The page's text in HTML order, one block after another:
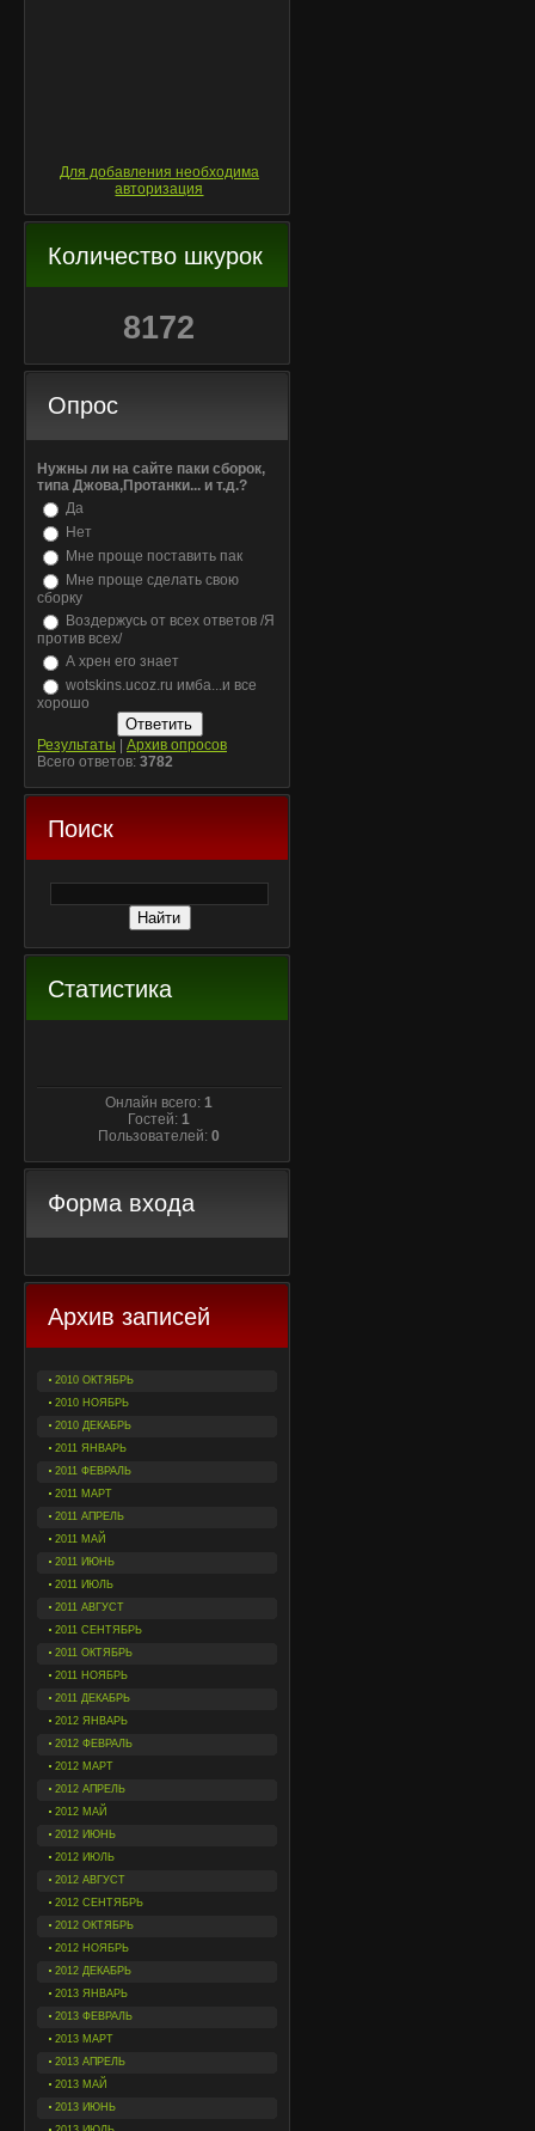
Для добавления необходима
авторизация
Количество шкурок
8172
Опрос
Нужны ли на сайте паки сборок,
типа Джова,Протанки... и т.д.?
Да
Нет
Мне проще поставить пак
Мне проще сделать свою
сборку
Воздержусь от всех ответов /Я
против всех/
А хрен его знает
wotskins.ucoz.ru имба...и все
хорошо
Результаты
Архив опросов
Всего ответов: 3782
Поиск
Статистика
Онлайн всего:1
Гостей:1
Пользователей:0
Форма входа
Архив записей
2010 ОКТЯБРЬ
2010 НОЯБРЬ
2010 ДЕКАБРЬ
2011 ЯНВАРЬ
2011 ФЕВРАЛЬ
2011 МАРТ
2011 АПРЕЛЬ
2011 МАЙ
2011 ИЮНЬ
2011 ИЮЛЬ
2011 АВГУСТ
2011 СЕНТЯБРЬ
2011 ОКТЯБРЬ
2011 НОЯБРЬ
2011 ДЕКАБРЬ
2012 ЯНВАРЬ
2012 ФЕВРАЛЬ
2012 МАРТ
2012 АПРЕЛЬ
2012 МАЙ
2012 ИЮНЬ
2012 ИЮЛЬ
2012 АВГУСТ
2012 СЕНТЯБРЬ
2012 ОКТЯБРЬ
2012 НОЯБРЬ
2012 ДЕКАБРЬ
2013 ЯНВАРЬ
2013 ФЕВРАЛЬ
2013 МАРТ
2013 АПРЕЛЬ
2013 МАЙ
2013 ИЮНЬ